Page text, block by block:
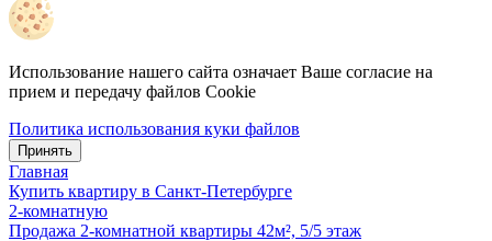
Использование нашего сайта означает Ваше согласие на
прием и передачу файлов Cookie
Политика использования куки файлов
Принять
Главная
Купить квартиру в Санкт-Петербурге
2-комнатную
Продажа 2-комнатной квартиры 42м², 5/5 этаж